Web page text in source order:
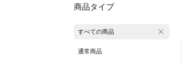
商品タイプ
すべての商品
通常商品